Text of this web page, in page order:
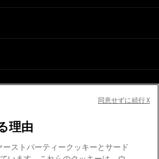
理由
ストパーティークッキーとサード
同意せずに続行 X